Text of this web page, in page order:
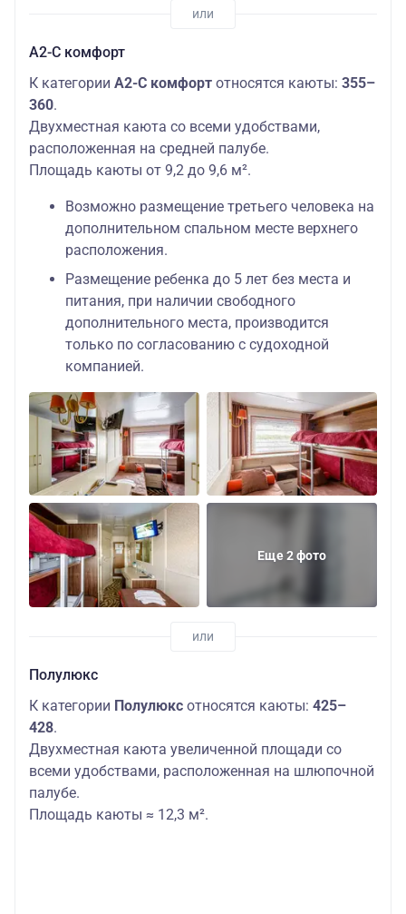
А2-С комфорт
К категории А2-С комфорт относятся каюты: 355–
360.
Двухместная каюта со всеми удобствами,
расположенная на средней палубе.
Площадь каюты от 9,2 до 9,6 м².
Возможно размещение третьего человека на
дополнительном спальном месте верхнего
расположения.
Размещение ребенка до 5 лет без места и
питания, при наличии свободного
дополнительного места, производится
только по согласованию с судоходной
компанией.
Еще 2 фото
Полулюкс
К категории Полулюкс относятся каюты: 425–
428.
Двухместная каюта увеличенной площади со
всеми удобствами, расположенная на шлюпочной
палубе.
Площадь каюты ≈ 12,3 м².